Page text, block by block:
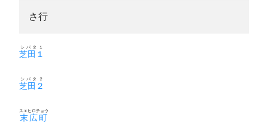
さ行
芝田１
シバタ１
芝田２
シバタ２
末広町
スエヒロチョウ